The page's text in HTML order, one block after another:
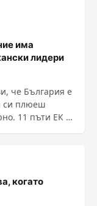
има
лидери
че България е
си плюеш
11 пъти ЕК и
когато